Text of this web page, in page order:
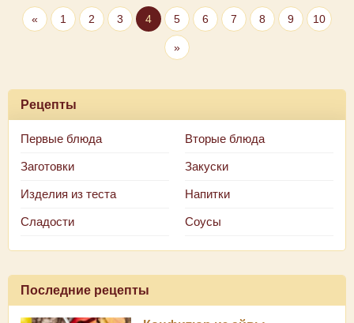
« 1 2 3 4 5 6 7 8 9 10
»
Рецепты
Первые блюда Вторые блюда
Заготовки Закуски
Изделия из теста Напитки
Сладости Соусы
Последние рецепты